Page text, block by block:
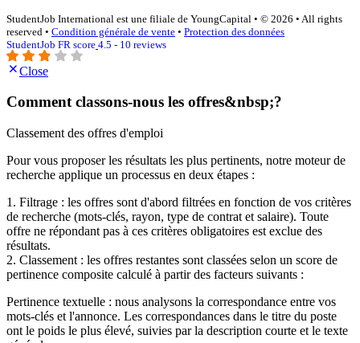
StudentJob International est une filiale de YoungCapital • © 2026 • All rights
reserved • Condition générale de vente • Protection des données
StudentJob FR score 4.5 - 10 reviews
Close
Comment classons-nous les offres&nbsp;?
Classement des offres d'emploi
Pour vous proposer les résultats les plus pertinents, notre moteur de
recherche applique un processus en deux étapes :
1. Filtrage : les offres sont d'abord filtrées en fonction de vos critères
de recherche (mots-clés, rayon, type de contrat et salaire). Toute
offre ne répondant pas à ces critères obligatoires est exclue des
résultats.
2. Classement : les offres restantes sont classées selon un score de
pertinence composite calculé à partir des facteurs suivants :
Pertinence textuelle : nous analysons la correspondance entre vos
mots-clés et l'annonce. Les correspondances dans le titre du poste
ont le poids le plus élevé, suivies par la description courte et le texte